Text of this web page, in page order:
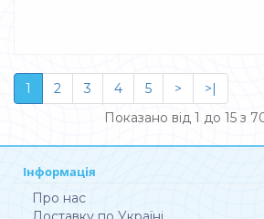
1 2 3 4 5 >
>|
Показано від 1 до 15 з
Інформація
Про нас